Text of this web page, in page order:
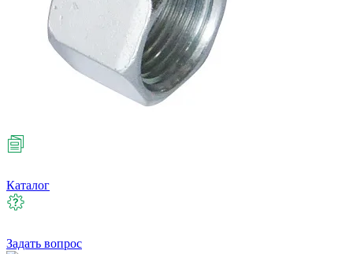
Каталог
Задать вопрос